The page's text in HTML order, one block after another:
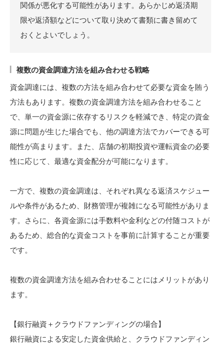
関係が悪化する可能性があります。あらかじめ返済期
限や返済額などについて取り決めて書類に書き留めて
おくとよいでしょう。
複数の資金調達方法を組み合わせる戦略
資金調達には、複数の方法を組み合わせて必要な資金を賄う
方法もあります。複数の資金調達方法を組み合わせること
で、単一の資金源に依存するリスクを軽減でき、特定の資金
源に問題が生じた場合でも、他の調達方法でカバーできる可
能性が高まります。また、店舗の初期投資や運転資金の必要
性に応じて、最適な資金配分が可能になります。
一方で、複数の資金調達は、それぞれ異なる返済スケジュー
ルや条件があるため、財務管理が複雑になる可能性がありま
す。さらに、各資金源には手数料や金利などの付随コストが
あるため、総合的な資金コストを事前に計算することが重要
です。
複数の資金調達方法を組み合わせることにはメリットがあり
ます。
【銀行融資＋クラウドファンディングの場合】
銀行融資による安定した資金供給と、クラウドファンディン